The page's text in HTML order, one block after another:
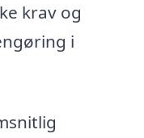
krav og
i